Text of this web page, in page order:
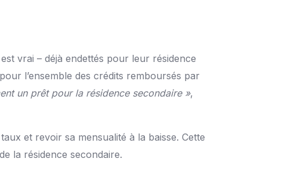
vrai – déjà endettés pour leur résidence
l’ensemble des crédits remboursés par
un prêt pour la résidence secondaire »,
et revoir sa mensualité à la baisse. Cette
la résidence secondaire.